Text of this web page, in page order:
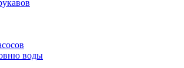
воды